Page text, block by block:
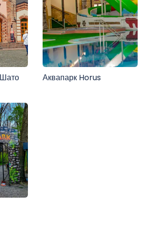
Аквапарк Horus